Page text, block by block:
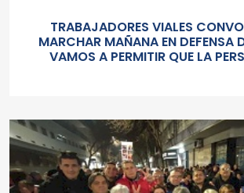
TRABAJADORES VIALES
MARCHAR MAÑANA EN DEFENSA
VAMOS A PERMITIR QUE LA